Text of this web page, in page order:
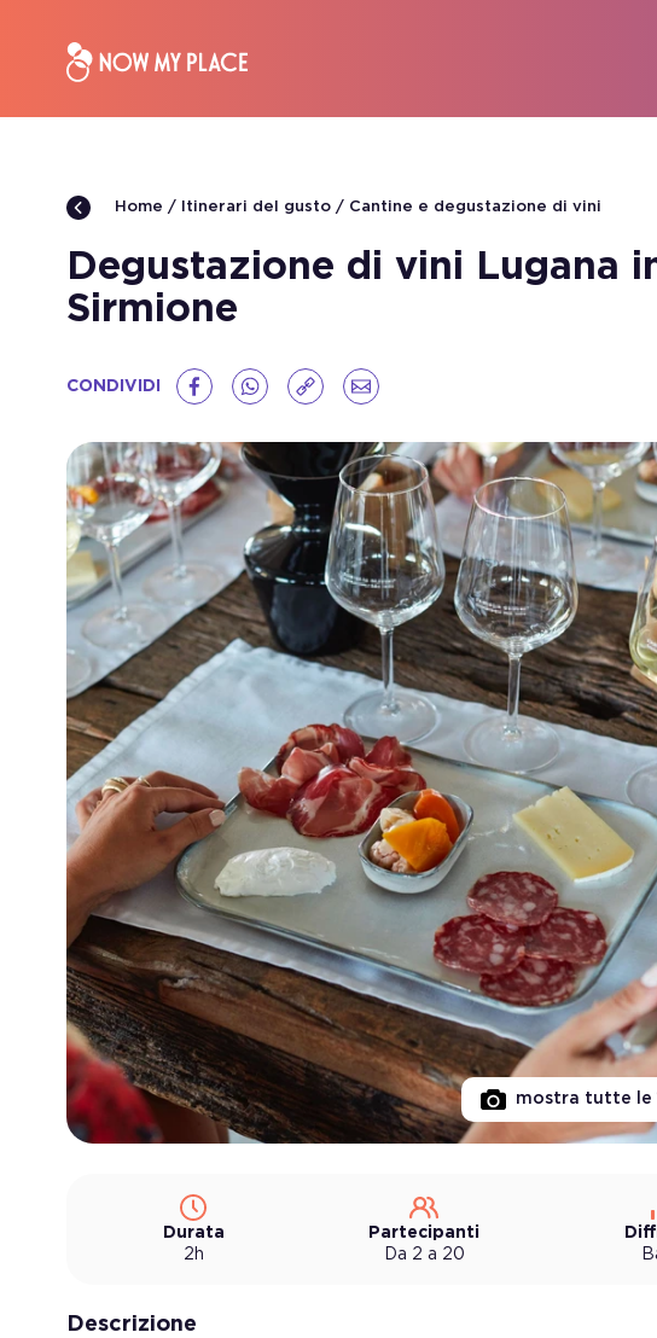
Home Itinerari del gusto Cantine e degustazione di vini
Degustazione di vini Lugana
Sirmione
CONDIVIDI
mostra tutte le
Durata
2h
Partecipanti
Da 2 a 20
Descrizione